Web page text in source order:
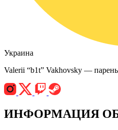
Украина
Valerii “b1t” Vakhovsky — парень
ИНФОРМАЦИЯ